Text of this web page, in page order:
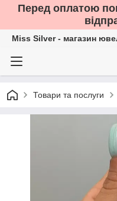
Перед оплатою
Miss Silver - магазин
Товари та послуги